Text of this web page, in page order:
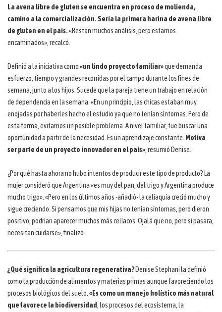
La avena libre de gluten se encuentra en proceso de molienda,
camino a la comercialización. Sería la primera harina de avena libre
de gluten en el país.«Restan muchos análisis, pero estamos
encaminados», recalcó.
Definió a la iniciativa como«un lindo proyecto familiar»que demanda
esfuerzo, tiempo y grandes recorridas por el campo durante los fines de
semana, junto a los hijos. Sucede que la pareja tiene un trabajo en relación
de dependencia en la semana. «En un principio, las chicas estaban muy
enojadas por haberles hecho el estudio ya que no tenían síntomas. Pero de
esta forma, evitamos un posible problema. A nivel familiar, fue buscar una
oportunidad a partir de la necesidad. Es un aprendizaje constante. Motiva
ser parte de un proyecto innovador en el país» , resumió Denise.
¿Por qué hasta ahora no hubo intentos de producir este tipo de producto? La
mujer consideró que Argentina «es muy del pan, del trigo y Argentina produce
mucho trigo». «Pero en los últimos años -añadió- la celiaquía creció mucho y
sigue creciendo. Si pensamos que mis hijas no tenían síntomas, pero dieron
positivo, podrían aparecer muchos más celíacos. Ojalá que no, pero si pasara,
necesitan cuidarse», finalizó.
¿Qué significa la agricultura regenerativa?Denise Stephani la definió
como la producción de alimentos y materias primas aunque favoreciendo los
procesos biológicos del suelo. «Es como un manejo holístico más natural
que favorece la biodiversidad
, los procesos del ecosistema, la